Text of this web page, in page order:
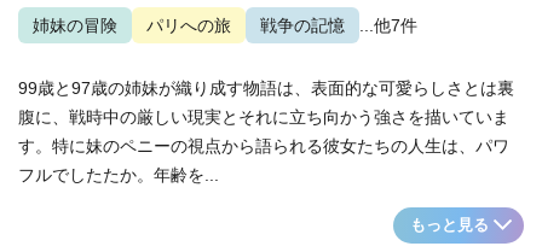
姉妹の冒険 パリへの旅 戦争の記憶 ...他7件
99歳と97歳の姉妹が織り成す物語は、表面的な可愛らしさとは裏
腹に、戦時中の厳しい現実とそれに立ち向かう強さを描いていま
す。特に妹のペニーの視点から語られる彼女たちの人生は、パワ
フルでしたたか。年齢を...
もっと見る